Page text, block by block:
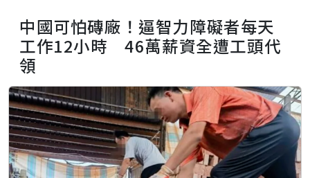
中國可怕磚廠！逼智力障礙者每天
工作12小時 46萬薪資全遭工頭代
領